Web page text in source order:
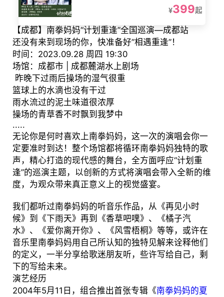
¥399起
【成都】南拳妈妈“计划重逢”全国巡演—成都站
还没有来到现场的你，快准备好”相遇重逢”！
时间：2023.09.28 周四 19:30
场馆：成都市 | 成都麓湖水上剧场
昨晚下过雨后操场的湿气很重
篮球上的水滴也没有干过
雨水流过的泥土味道很浓厚
操场的青草香不时飘到我梦中
.....
无论你是何时喜欢上南拳妈妈，这一次的演唱会你一
定要准时到达！整个场馆都将循环南拳妈妈独特的歌
声，精心打造的现代感的舞台，全方面呼应“计划重
逢”的巡演主题，以创新的方式将演唱会带入全新的维
度，为观众带来真正意义上的视觉盛宴。
我们都听过南拳妈妈的听音乐作品，从《再见小时
候》到《下雨天》再到《香草吧噗》、《橘子汽
水》、《爱你离开你》、《风雪梧桐》等等，或许在
音乐里南拳妈妈用自己所认知的独特见解来诠释他们
的定义，一半分享给歌迷朋友听，些许写给自己，剩
下的写给未来。
演艺经历
2004年5月11日，组合推出首张专辑《南拳妈妈的夏